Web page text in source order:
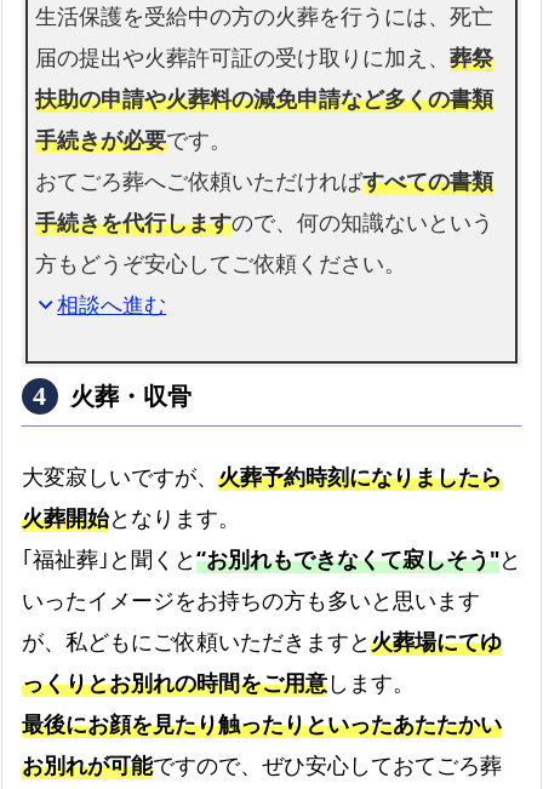
生活保護を受給中の方の火葬を行うには、死亡
届の提出や火葬許可証の受け取りに加え、葬祭
扶助の申請や火葬料の減免申請など多くの書類
手続きが必要です。
おてごろ葬へご依頼いただければすべての書類
手続きを代行しますので、何の知識ないという
方もどうぞ安心してご依頼ください。
expand_more相談へ進む
火葬・収骨
大変寂しいですが、 火葬予約時刻になりましたら
火葬開始となります。
｢福祉葬｣と聞くと“お別れもできなくて寂しそう"と
いったイメージをお持ちの方も多いと思います
が、私どもにご依頼いただきますと火葬場にてゆ
っくりとお別れの時間をご用意します。
最後にお顔を見たり触ったりといったあたたかい
お別れが可能ですので、ぜひ安心しておてごろ葬